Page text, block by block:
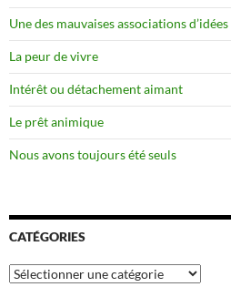
Une des mauvaises associations d’idées
La peur de vivre
Intérêt ou détachement aimant
Le prêt animique
Nous avons toujours été seuls
CATÉGORIES
Catégories